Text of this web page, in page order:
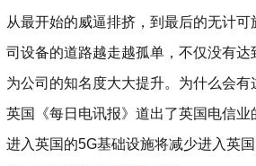
从最开始的威逼排挤，到最后的无计
司设备的道路越走越孤单，不仅没有
为公司的知名度大大提升。为什么会有
英国《每日电讯报》道出了英国电信业
进入英国的5G基础设施将减少进入英